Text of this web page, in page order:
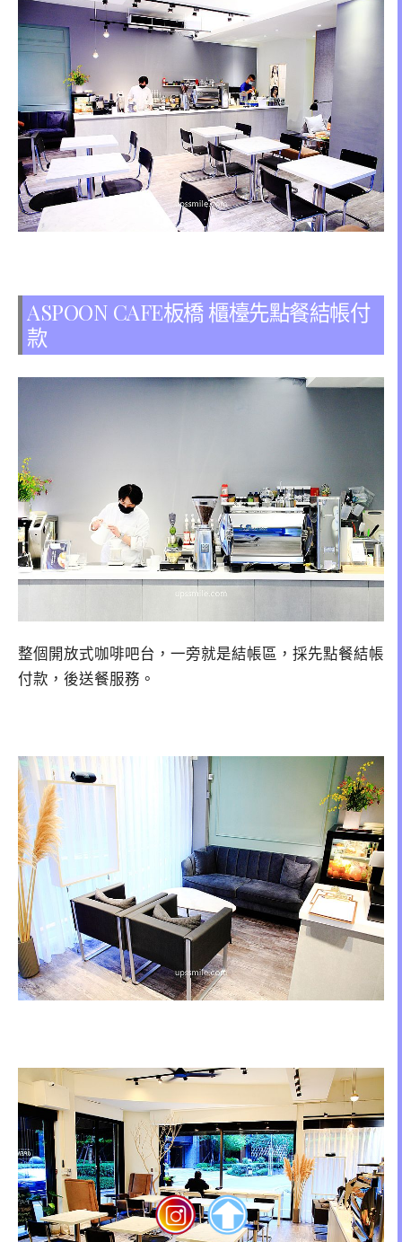
ASPOON CAFE板橋 櫃檯先點餐結帳付
款
整個開放式咖啡吧台，一旁就是結帳區，採先點餐結帳
付款，後送餐服務。